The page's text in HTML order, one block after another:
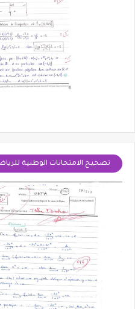
تصحيح الامتحانات الوطنية